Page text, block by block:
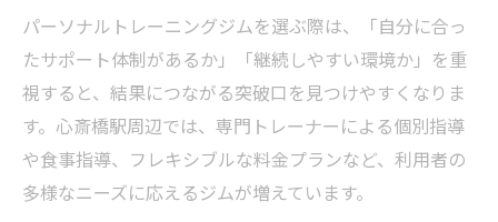
パーソナルトレーニングジムを選ぶ際は、「自分に合っ
たサポート体制があるか」「継続しやすい環境か」を重
視すると、結果につながる突破口を見つけやすくなりま
す。心斎橋駅周辺では、専門トレーナーによる個別指導
や食事指導、フレキシブルな料金プランなど、利用者の
多様なニーズに応えるジムが増えています。